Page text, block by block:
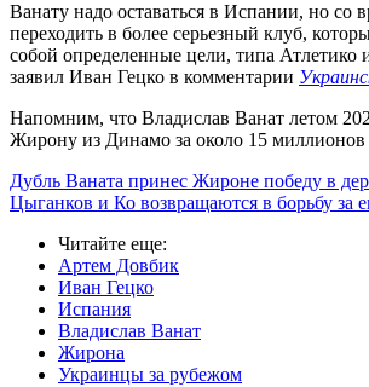
Ванату надо оставаться в Испании, но со
переходить в более серьезный клуб,
собой определенные цели, типа Атлетико
заявил Иван Гецко в комментарии
Напомним, что Владислав Ванат летом
Жирону из Динамо за около 15 миллионов
Дубль Ваната принес Жироне победу в
Цыганков и Ко возвращаются в борьбу за
Читайте еще:
Артем Довбик
Иван Гецко
Испания
Владислав Ванат
Жирона
Украинцы за рубежом